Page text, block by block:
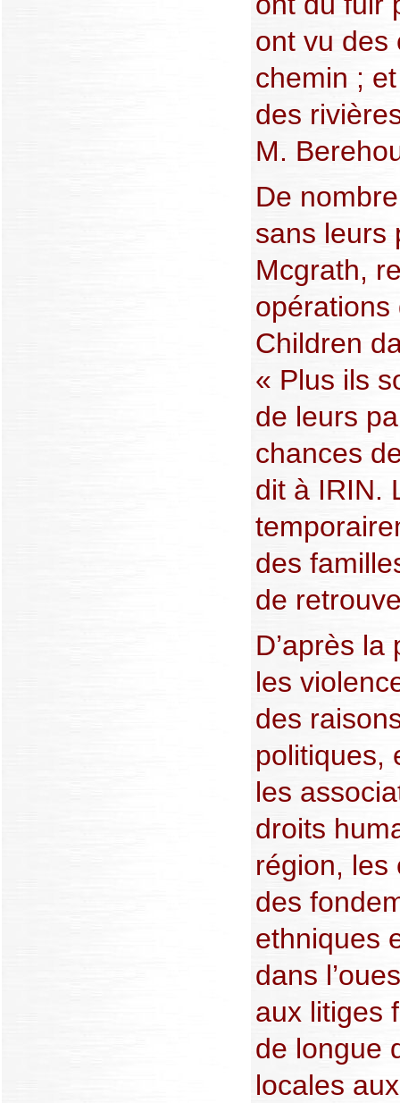
ont vu des
chemin ;
des
M.
De
sans leurs
Mcgrath,
opérations
Children
« Plus ils
de leurs
chances
dit à IRIN.
des
de
D’après
les
des
politiques,
les
droits
région, les
des
ethniques
dans
aux litiges
de longue
locales